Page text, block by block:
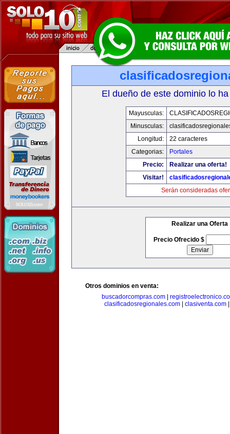
El dueño de este dominio lo
Mayusculas:
Minusculas:
Longitud:
22 caracteres
Categorias:
Portales
Precio:
Realizar una oferta!
Visitar!
Serán consideradas
Realizar una Oferta
Precio Ofrecido $
Otros dominios en venta:
buscadorcompras.com
clasificadosregionales.com| clasiventa.com